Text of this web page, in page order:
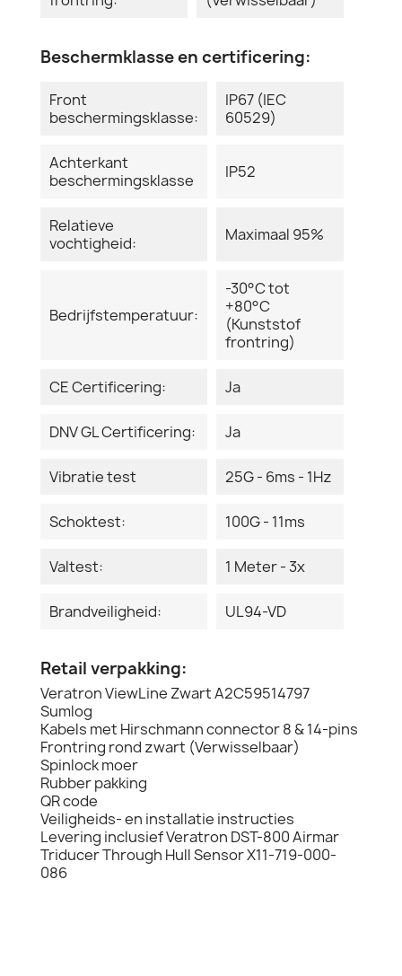
Beschermklasse en certificering:
Front
beschermingsklasse:
IP67 (IEC
60529)
Achterkant
beschermingsklasse
IP52
Relatieve
vochtigheid:
Maximaal 95%
Bedrijfstemperatuur:
-30°C tot
+80°C
(Kunststof
frontring)
CE Certificering: Ja
DNV GL Certificering: Ja
Vibratie test 25G - 6ms - 1Hz
Schoktest: 100G - 11ms
Valtest: 1 Meter - 3x
Brandveiligheid: UL94-VD
Retail verpakking:
Veratron ViewLine Zwart A2C59514797
Sumlog
Kabels met Hirschmann connector 8 & 14-pins
Frontring rond zwart (Verwisselbaar)
Spinlock moer
Rubber pakking
QR code
Veiligheids- en installatie instructies
Levering inclusief Veratron DST-800 Airmar
Triducer Through Hull Sensor X11-719-000-
086